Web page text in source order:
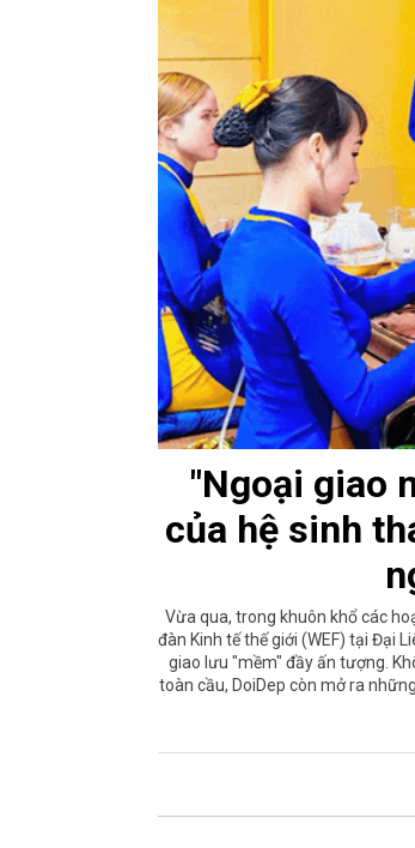
"Ngoại giao
của hệ sinh
Vừa qua, trong khuôn khổ các
đàn Kinh tế thế giới (WEF) tại Đại
giao lưu "mềm" đầy ấn tượng.
toàn cầu, DoiDep còn mở ra